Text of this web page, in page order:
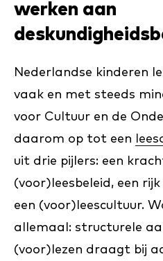
werken aan
Nederlandse kinderen
vaak en met steeds
voor Cultuur en de
daarom op tot een
uit drie pijlers: een
(voor)leesbeleid, een
een (voor)leescultuur.
allemaal: structurele
(voor)lezen draagt bij